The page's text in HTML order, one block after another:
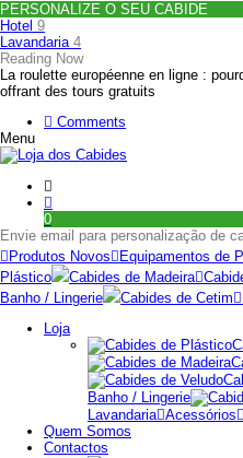
PERSONALIZE O SEU CABIDE
Hotel 9
Lavandaria 4
Reading Now
La roulette européenne en ligne :
offrant des tours gratuits
Comments
Menu
0
Envie email para personalização de
Produtos Novos
Equipamentos de
Plástico
Cabides de Madeira
Banho / Lingerie
Cabides de Cetim
Loja
Banho / Lingerie
Lavandaria Acessórios
Quem Somos
Contactos